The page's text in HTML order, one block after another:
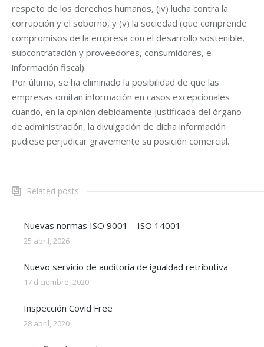
respeto de los derechos humanos, (iv) lucha contra la
corrupción y el soborno, y (v) la sociedad (que comprende
compromisos de la empresa con el desarrollo sostenible,
subcontratación y proveedores, consumidores, e
información fiscal).
Por último, se ha eliminado la posibilidad de que las
empresas omitan información en casos excepcionales
cuando, en la opinión debidamente justificada del órgano
de administración, la divulgación de dicha información
pudiese perjudicar gravemente su posición comercial.
Related posts
Nuevas normas ISO 9001 – ISO 14001
25 abril, 2026
Nuevo servicio de auditoría de igualdad retributiva
17 diciembre, 2020
Inspección Covid Free
28 abril, 2020